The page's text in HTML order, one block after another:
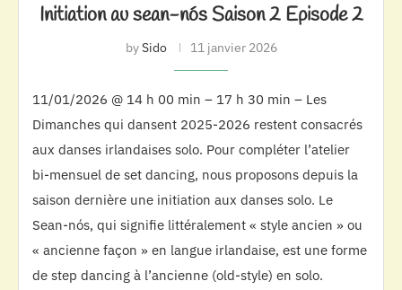
Initiation au sean-nós Saison 2 Episode 2
bySido 11 janvier 2026
11/01/2026 @ 14 h 00 min – 17 h 30 min – Les
Dimanches qui dansent 2025-2026 restent consacrés
aux danses irlandaises solo. Pour compléter l’atelier
bi-mensuel de set dancing, nous proposons depuis la
saison dernière une initiation aux danses solo. Le
Sean-nós, qui signifie littéralement « style ancien » ou
« ancienne façon » en langue irlandaise, est une forme
de step dancing à l’ancienne (old-style) en solo.